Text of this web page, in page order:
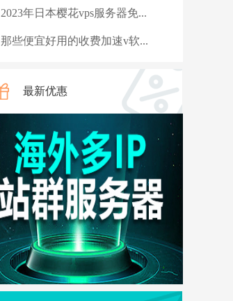
2023年日本樱花vps服务器免...
那些便宜好用的收费加速v软...
2023年，国外十大免费服务...
rpc服务器不可用的4种解决...
国外vps 加速免费安装
骨灰玩家教你安全搭建“游...
V2ray节点配置连接后无法科...
外贸企业和个人利用vps，能...
2023年云服务器用作游戏挂...
最新优惠